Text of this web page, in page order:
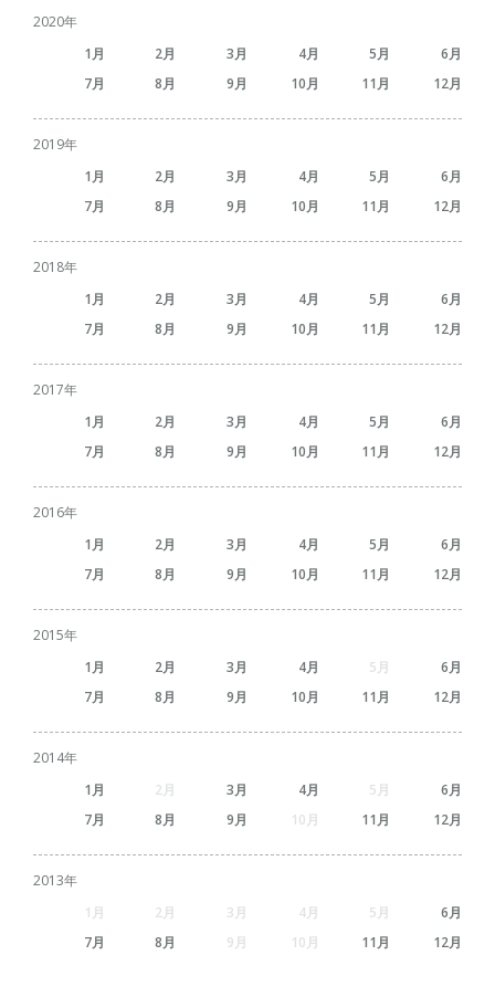
2020
1
2 3 4 5
6
7
8 9 10 11 12
2019
1
2 3 4 5
6
7
8 9 10 11 12
2018
1
2 3 4 5
6
7
8 9 10 11 12
2017
1
2 3 4 5
6
7
8 9 10 11 12
2016
1
2 3 4 5
6
7
8 9 10 11 12
2015
1
2 3 4 5
6
7
8 9 10 11 12
2014
1
2 3 4 5
6
7
8 9 10 11 12
2013
1
2 3 4 5
6
7
8 9 10 11 12